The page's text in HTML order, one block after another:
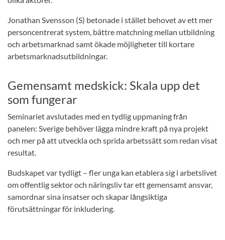
Jonathan Svensson (S) betonade i stället behovet av ett mer
personcentrerat system, bättre matchning mellan utbildning
och arbetsmarknad samt ökade möjligheter till kortare
arbetsmarknadsutbildningar.
Gemensamt medskick: Skala upp det
som fungerar
Seminariet avslutades med en tydlig uppmaning från
panelen: Sverige behöver lägga mindre kraft på nya projekt
och mer på att utveckla och sprida arbetssätt som redan visat
resultat.
Budskapet var tydligt – fler unga kan etablera sig i arbetslivet
om offentlig sektor och näringsliv tar ett gemensamt ansvar,
samordnar sina insatser och skapar långsiktiga
förutsättningar för inkludering.